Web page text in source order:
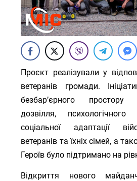
Проєкт реалізували у
ветеранів громади.
безбар’єрного
дозвілля,
соціальної адаптації
ветеранів та їхніх сімей, а
Героїв було підтримано на
Відкриття нового